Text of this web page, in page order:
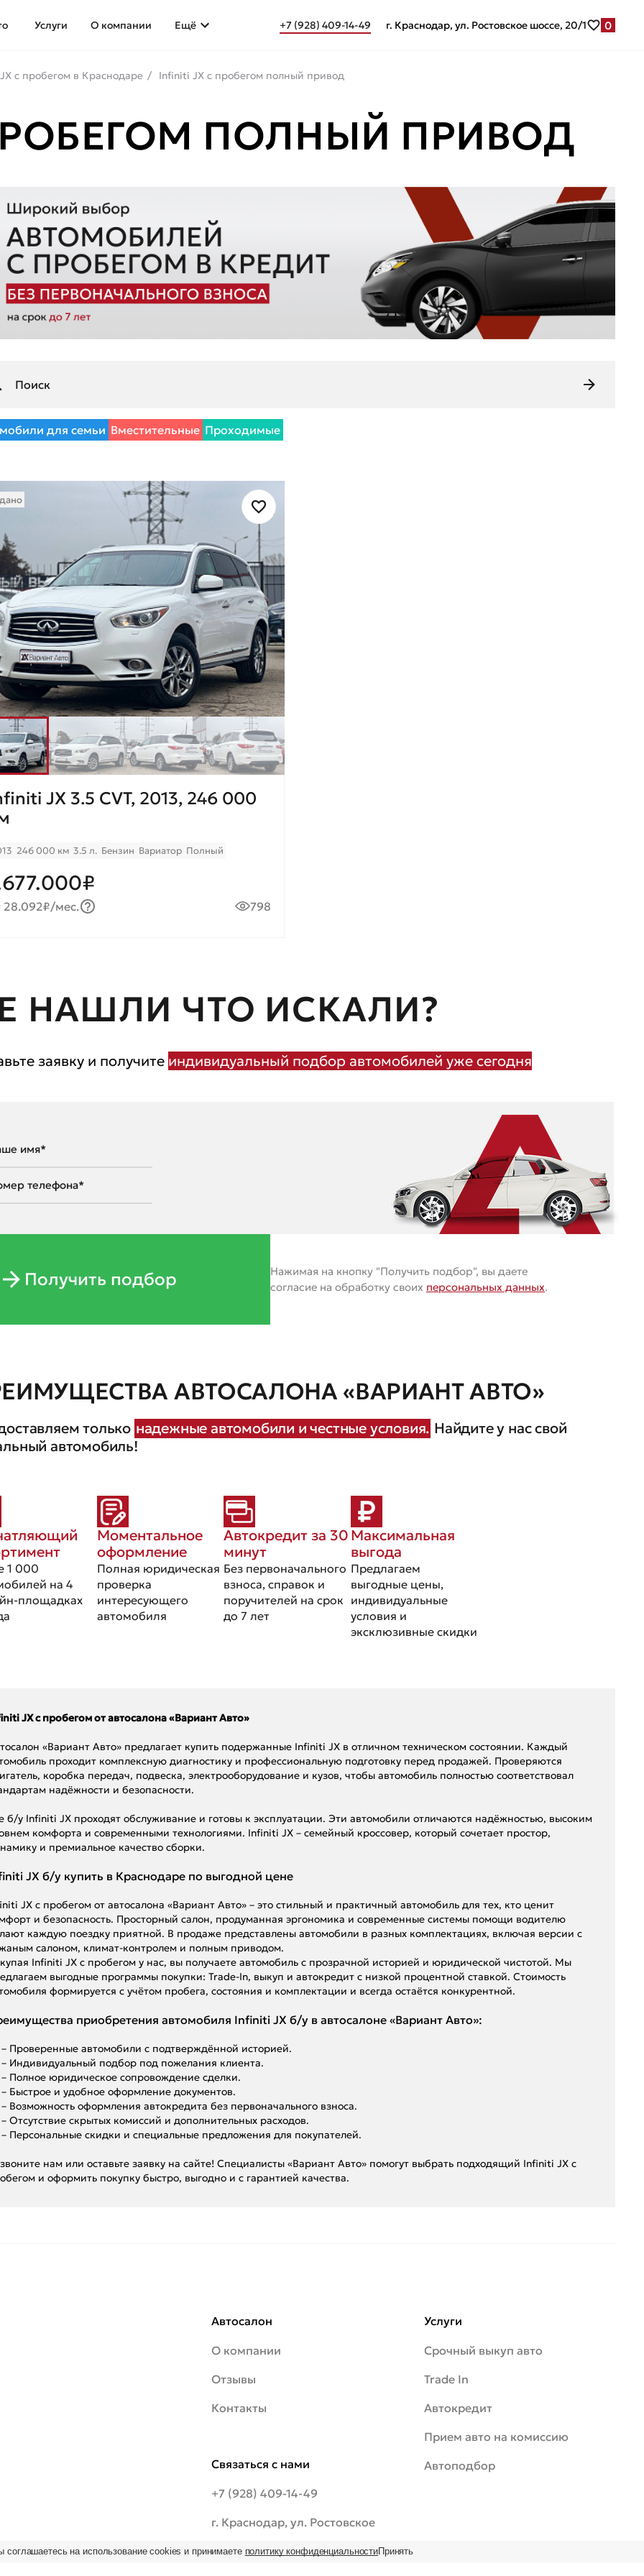
Услуги О компании Ещё +7 (928) 409-14-49 г. Краснодар, ул. Ростовское шоссе, 20/1 0
с пробегом в Краснодаре Infiniti JX с пробегом полный привод
ПОЛНЫЙ ПРИВОД
для семьи Вместительные Проходимые
JX 3.5 CVT, 2013, 246 000
246 000 км 3.5 л. Бензин Вариатор Полный
28.092₽/мес. 798
НАШЛИ ЧТО ИСКАЛИ?
заявку и получите индивидуальный подбор автомобилей уже сегодня
Получить подбор
Нажимая на кнопку "Получить подбор", вы даете
согласие на обработку своих персональных данных.
АВТОСАЛОНА «ВАРИАНТ АВТО»
только надежные автомобили и честные условия. Найдите у нас свой
автомобиль!
1 000
на 4
площадках
Моментальное
оформление
Полная юридическая
проверка
интересующего
автомобиля
Автокредит за 30
минут
Без первоначального
взноса, справок и
поручителей на срок
до 7 лет
Максимальная
выгода
Предлагаем
выгодные цены,
индивидуальные
условия и
эксклюзивные скидки
JX с пробегом от автосалона «Вариант Авто»
«Вариант Авто» предлагает купить подержанные Infiniti JX в отличном техническом состоянии. Каждый
проходит комплексную диагностику и профессиональную подготовку перед продажей. Проверяются
коробка передач, подвеска, электрооборудование и кузов, чтобы автомобиль полностью соответствовал
надёжности и безопасности.
б/у Infiniti JX проходят обслуживание и готовы к эксплуатации. Эти автомобили отличаются надёжностью, высоким
комфорта и современными технологиями. Infiniti JX – семейный кроссовер, который сочетает простор,
и премиальное качество сборки.
JX б/у купить в Краснодаре по выгодной цене
JX с пробегом от автосалона «Вариант Авто» – это стильный и практичный автомобиль для тех, кто ценит
и безопасность. Просторный салон, продуманная эргономика и современные системы помощи водителю
каждую поездку приятной. В продаже представлены автомобили в разных комплектациях, включая версии с
салоном, климат-контролем и полным приводом.
Infiniti JX с пробегом у нас, вы получаете автомобиль с прозрачной историей и юридической чистотой. Мы
выгодные программы покупки: Trade-In, выкуп и автокредит с низкой процентной ставкой. Стоимость
формируется с учётом пробега, состояния и комплектации и всегда остаётся конкурентной.
приобретения автомобиля Infiniti JX б/у в автосалоне «Вариант Авто»:
– Проверенные автомобили с подтверждённой историей.
– Индивидуальный подбор под пожелания клиента.
– Полное юридическое сопровождение сделки.
– Быстрое и удобное оформление документов.
– Возможность оформления автокредита без первоначального взноса.
– Отсутствие скрытых комиссий и дополнительных расходов.
– Персональные скидки и специальные предложения для покупателей.
нам или оставьте заявку на сайте! Специалисты «Вариант Авто» помогут выбрать подходящий Infiniti JX с
и оформить покупку быстро, выгодно и с гарантией качества.
Автосалон
О компании
Отзывы
Контакты
Связаться с нами
+7 (928) 409-14-49
г. Краснодар, ул. Ростовское
шоссе, 20/1
Услуги
Срочный выкуп авто
Trade In
Автокредит
Прием авто на комиссию
Автоподбор
соглашаетесь на использование cookies и принимаете политику конфиденциальностиПринять